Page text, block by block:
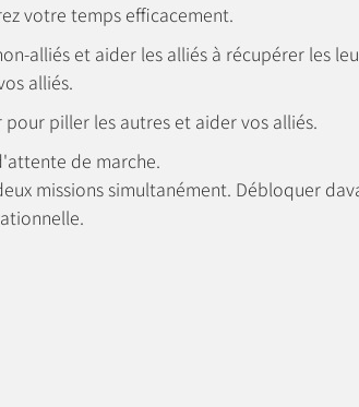
votre temps efficacement.
alliés et aider les alliés à récupérer les
alliés.
piller les autres et aider vos alliés.
de marche.
missions simultanément. Débloquer